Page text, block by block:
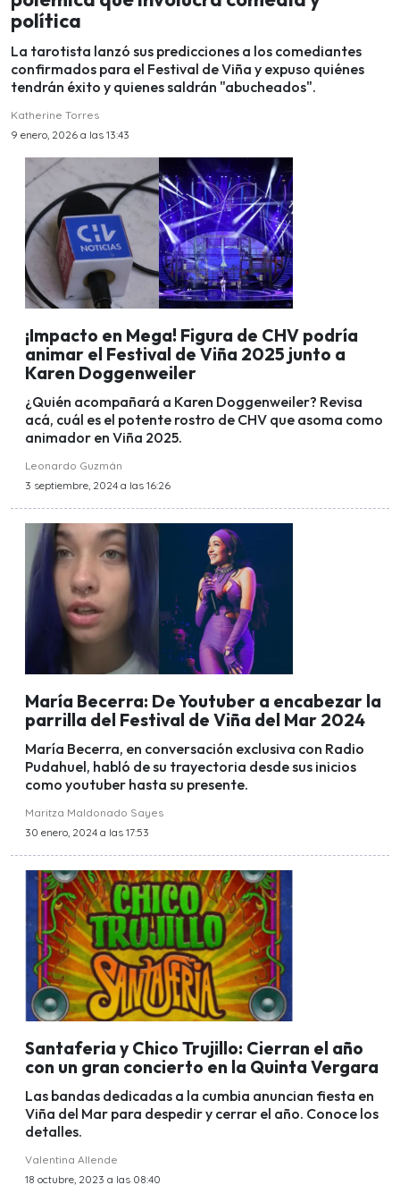
política
La tarotista lanzó sus predicciones a los comediantes
confirmados para el Festival de Viña y expuso quiénes
tendrán éxito y quienes saldrán "abucheados".
Katherine Torres
9 enero, 2026 a las 13:43
¡Impacto en Mega! Figura de CHV podría
animar el Festival de Viña 2025 junto a
Karen Doggenweiler
¿Quién acompañará a Karen Doggenweiler? Revisa
acá, cuál es el potente rostro de CHV que asoma como
animador en Viña 2025.
Leonardo Guzmán
3 septiembre, 2024 a las 16:26
María Becerra: De Youtuber a encabezar la
parrilla del Festival de Viña del Mar 2024
María Becerra, en conversación exclusiva con Radio
Pudahuel, habló de su trayectoria desde sus inicios
como youtuber hasta su presente.
Maritza Maldonado Sayes
30 enero, 2024 a las 17:53
Santaferia y Chico Trujillo: Cierran el año
con un gran concierto en la Quinta Vergara
Las bandas dedicadas a la cumbia anuncian fiesta en
Viña del Mar para despedir y cerrar el año. Conoce los
detalles.
Valentina Allende
18 octubre, 2023 a las 08:40